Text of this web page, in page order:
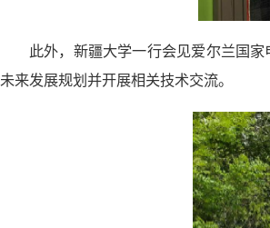
此外，新疆大学一行会见爱尔兰国
未来发展规划并开展相关技术交流。